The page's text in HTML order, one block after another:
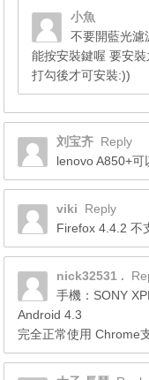
小魚
不要開藍光濾
能按安裝鍵喔 要安
打勾後才可安裝:))
刘宝齐 Reply
lenovo A850+可
viki
Reply
Firefox 4.4.2 不
nick32531 .
手機：SONY
Android 4.3
完全正常使用 Chrome